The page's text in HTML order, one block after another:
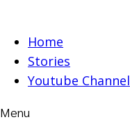
contentHome
Stories
Youtube Channel
Menu